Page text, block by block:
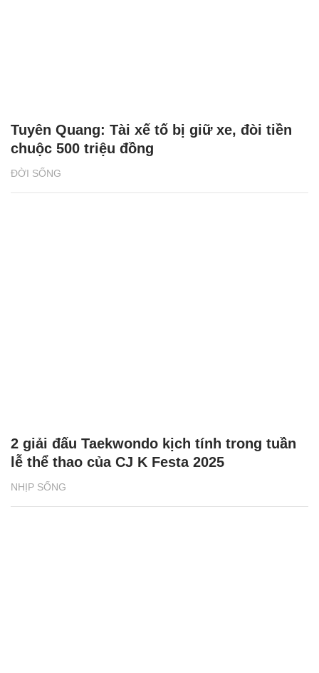
ĐỜI SỐNG
Tuyên Quang: Tài xế tố bị giữ xe, đòi tiền
chuộc 500 triệu đồng
NHỊP SỐNG
2 giải đấu Taekwondo kịch tính trong tuần
lễ thể thao của CJ K Festa 2025